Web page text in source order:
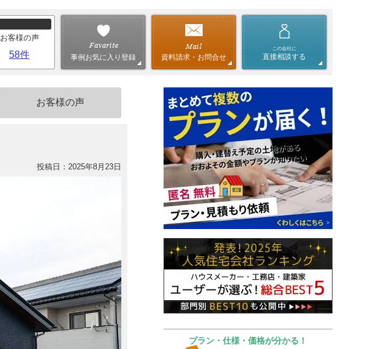
お客様の声
58件 事例お気に入り登録 資料請求・お問合せ
この会社に
直接相談する
お客様の声
投稿日：2025年8月23日
プラン・仕様・価格が分かる！